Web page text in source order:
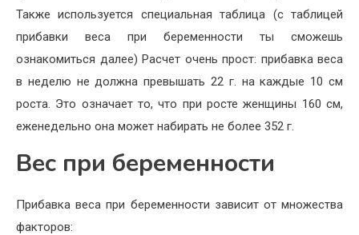
Также используется специальная таблица (с таблицей
прибавки веса при беременности ты сможешь
ознакомиться далее) Расчет очень прост: прибавка веса
в неделю не должна превышать 22 г. на каждые 10 см
роста. Это означает то, что при росте женщины 160 см,
еженедельно она может набирать не более 352 г.
Вес при беременности
Прибавка веса при беременности зависит от множества
факторов: